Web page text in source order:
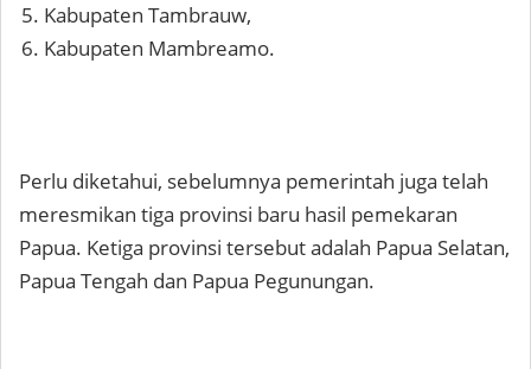
Kabupaten Tambrauw,
Kabupaten Mambreamo.
Perlu diketahui, sebelumnya pemerintah juga telah
meresmikan tiga provinsi baru hasil pemekaran
Papua. Ketiga provinsi tersebut adalah Papua Selatan,
Papua Tengah dan Papua Pegunungan.